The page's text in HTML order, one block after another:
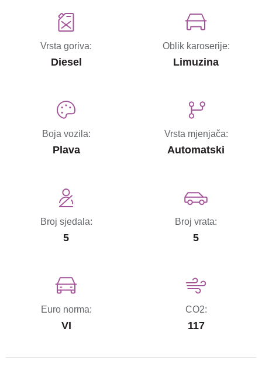
Vrsta goriva:
Diesel
Oblik karoserije:
Limuzina
Boja vozila:
Plava
Vrsta mjenjača:
Automatski
Broj sjedala:
5
Broj vrata:
5
Euro norma:
VI
CO2:
117